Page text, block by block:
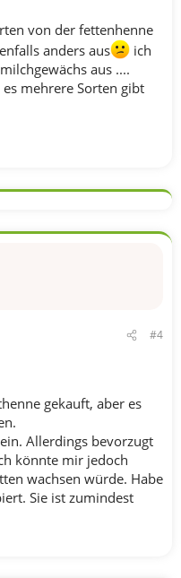
von der fettenhenne
anders aus
ich
aus ....
mehrere Sorten gibt
#4
gekauft, aber es
Allerdings bevorzugt
könnte mir jedoch
wachsen würde. Habe
Sie ist zumindest